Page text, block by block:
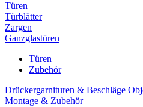
Türen
Türblätter
Zargen
Ganzglastüren
Türen
Zubehör
Drückergarnituren & Beschläge
Montage & Zubehör